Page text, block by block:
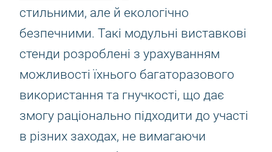
стильними, але й екологічно
безпечними. Такі модульні виставкові
стенди розроблені з урахуванням
можливості їхнього багаторазового
використання та гнучкості, що дає
змогу раціонально підходити до участі
в різних заходах, не вимагаючи